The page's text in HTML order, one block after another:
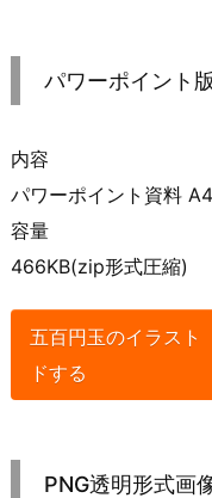
パワーポイント
内容
パワーポイント資料
容量
466KB(zip形式圧縮)
五百円玉のイラスト
ドする
PNG透明形式画